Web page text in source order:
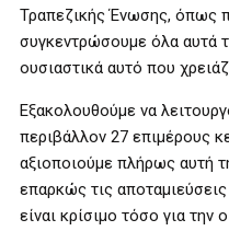
Τραπεζικής Ένωσης, όπως
συγκεντρώσουμε όλα αυτά
ουσιαστικά αυτό που
Εξακολουθούμε να
περιβάλλον 27 επιμέρους
αξιοποιούμε πλήρως αυτή
επαρκώς τις
είναι κρίσιμο τόσο για την